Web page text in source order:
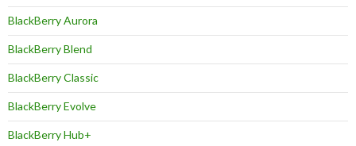
BlackBerry Aurora
BlackBerry Blend
BlackBerry Classic
BlackBerry Evolve
BlackBerry Hub+